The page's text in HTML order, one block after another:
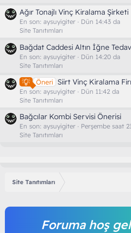
Ağır Tonajlı Vinç Kiralama Şirketi
En son: aysuyigiter
Dün 14:43 da
Site Tanıtımları
Bağdat Caddesi Altın İğne
En son: aysuyigiter
Dün 14:20 da
Site Tanıtımları
Öneri Siirt Vinç Kiralama
En son: aysuyigiter
Dün 11:42 da
Site Tanıtımları
Bağcılar Kombi Servisi Önerisi
En son: aysuyigiter
Perşembe saat
Site Tanıtımları
Site Tanıtımları
Foruma hoş